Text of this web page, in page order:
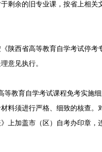
余的旧专业课，按省上相关
西省高等教育自学考试停考
意见执行。
教育自学考试课程免考实施细
料须进行严格、细致的核查。
上加盖市（区）自考办印章